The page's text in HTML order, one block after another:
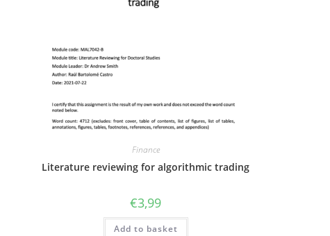
Finance
Literature reviewing for algorithmic trading
€3,99
Add to basket